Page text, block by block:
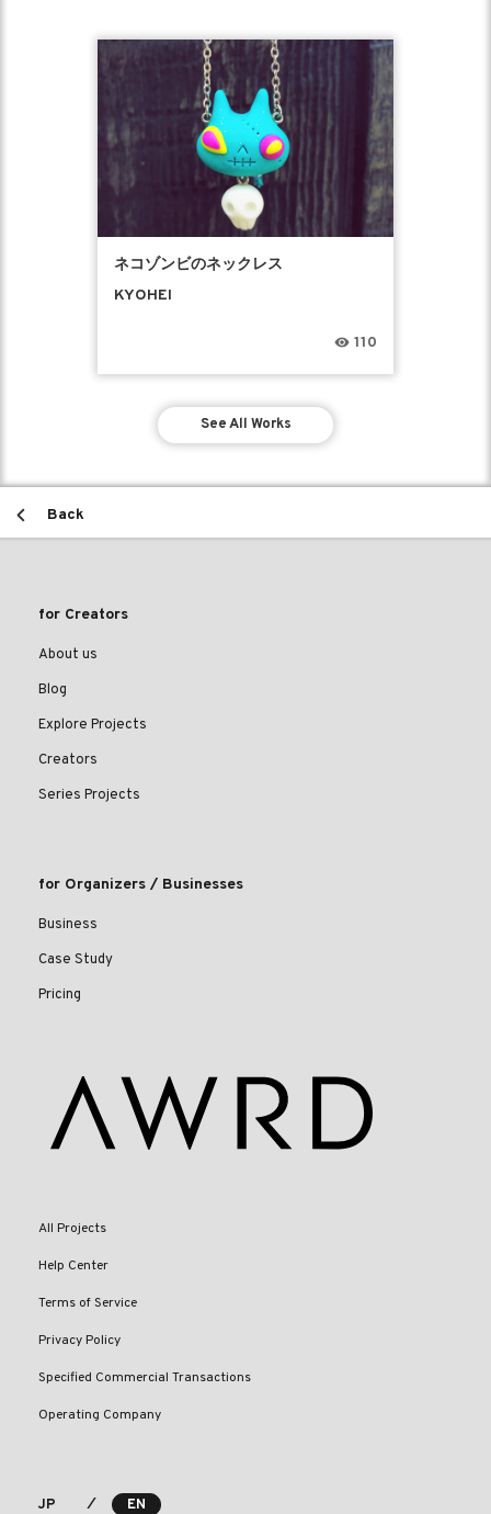
ネコゾンビのネックレス
KYOHEI
110
See All Works
Back
for Creators
About us
Blog
Explore Projects
Creators
Series Projects
for Organizers / Businesses
Business
Case Study
Pricing
All Projects
Help Center
Terms of Service
Privacy Policy
Specified Commercial Transactions
Operating Company
JP ⁄ EN